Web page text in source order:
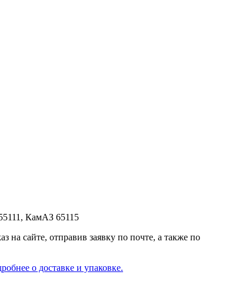
КамАЗ 65115
на сайте, отправив заявку по почте, а также по
о доставке и упаковке.